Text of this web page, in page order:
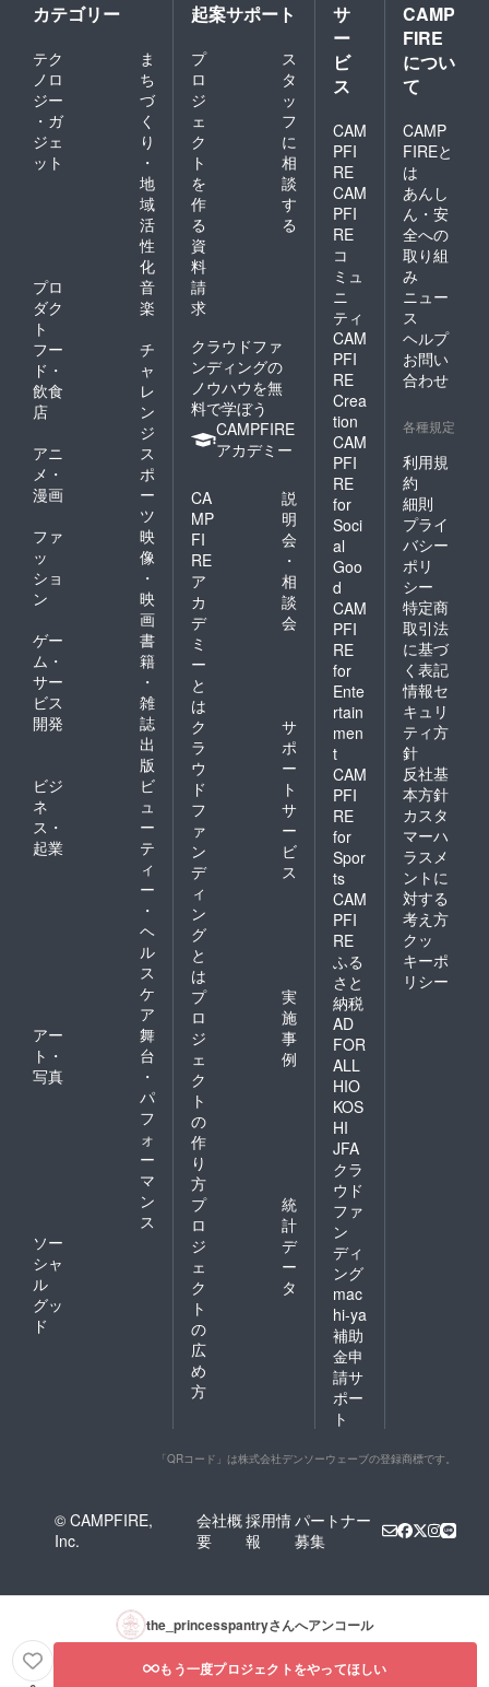
カテゴリー
テク
ノロ
ジー
・ガ
ジェ
ット
ま
ち
づ
く
り
・
地
域
活
性
化
プロ
ダク
ト
音
楽
フー
ド・
飲食
店
チ
ャ
レ
ン
ジ
アニ
メ・
漫画
ス
ポ
ー
ツ
ファ
ッ
ショ
ン
映
像
・
映
画
ゲー
ム・
サー
ビス
開発
書
籍
・
雑
誌
出
版
ビジ
ネ
ス・
起業
ビ
ュ
ー
テ
ィ
ー
・
ヘ
ル
ス
ケ
ア
アー
ト・
写真
舞
台
・
パ
フ
ォ
ー
マ
ン
ス
ソー
シャ
ル
グッ
ド
起案サポート
プ
ロ
ジ
ェ
ク
ト
を
作
る
ス
タ
ッ
フ
に
相
談
す
る
資
料
請
求
クラウドファ
ンディングの
ノウハウを無
料で学ぼう
CAMPFIRE
アカデミー
CA
MP
FI
RE
ア
カ
デ
ミ
ー
と
は
説
明
会
・
相
談
会
ク
ラ
ウ
ド
フ
ァ
ン
デ
ィ
ン
グ
と
は
サ
ポ
ー
ト
サ
ー
ビ
ス
プ
ロ
ジ
ェ
ク
ト
の
作
り
方
実
施
事
例
プ
ロ
ジ
ェ
ク
ト
の
広
め
方
統
計
デ
ー
タ
サ
ー
ビ
ス
CAM
PFI
RE
CAM
PFI
RE
コ
ミュ
ニ
ティ
CAM
PFI
RE
Crea
tion
CAM
PFI
RE
for
Soci
al
Goo
d
CAM
PFI
RE
for
Ente
rtain
men
t
CAM
PFI
RE
for
Spor
ts
CAM
PFI
RE
ふる
さと
納税
AD
FOR
ALL
HIO
KOS
HI
JFA
クラ
ウド
ファ
ン
ディ
ング
mac
hi-ya
補助
金申
請サ
ポー
ト
CAMP
FIRE
につい
て
CAMP
FIREと
は
あんし
ん・安
全への
取り組
み
ニュー
ス
ヘルプ
お問い
合わせ
各種規定
利用規
約
細則
プライ
バシー
ポリ
シー
特定商
取引法
に基づ
く表記
情報セ
キュリ
ティ方
針
反社基
本方針
カスタ
マーハ
ラスメ
ントに
対する
考え方
クッ
キーポ
リシー
「QRコード」は株式会社デンソーウェーブの登録商標です。
© CAMPFIRE,
Inc.
会社概
要
採用情
報
パートナー
募集
the_princesspantryさんへアンコール
もう一度プロジェクトをやってほしい